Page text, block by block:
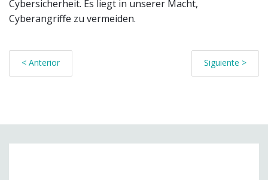
Cybersicherheit. Es liegt in unserer Macht,
Cyberangriffe zu vermeiden.
< Anterior Siguiente >